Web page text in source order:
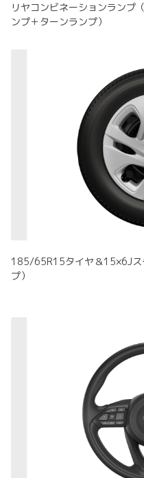
リヤコンビネーションランプ
ンプ＋ターンランプ）
185/65R15タイヤ＆15×6Jス
プ）